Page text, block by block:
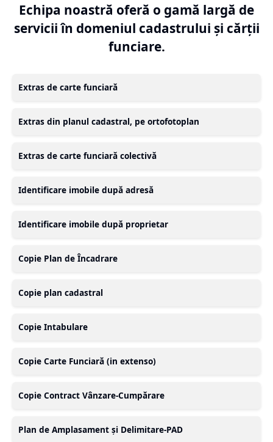
Echipa noastră oferă o gamă largă de
servicii în domeniul cadastrului și cărții
funciare.
Extras de carte funciară
Extras din planul cadastral, pe ortofotoplan
Extras de carte funciară colectivă
Identificare imobile după adresă
Identificare imobile după proprietar
Copie Plan de Încadrare
Copie plan cadastral
Copie Intabulare
Copie Carte Funciară (in extenso)
Copie Contract Vânzare-Cumpărare
Plan de Amplasament și Delimitare-PAD